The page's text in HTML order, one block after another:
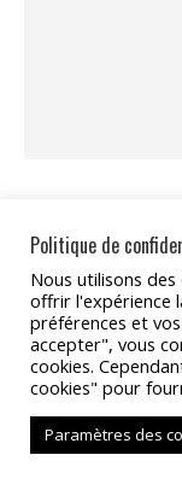
sur
Politique de
Nous utilisons
offrir l'expérience
préférences et
accepter", vous
cookies.
cookies" pour
Paramètres des